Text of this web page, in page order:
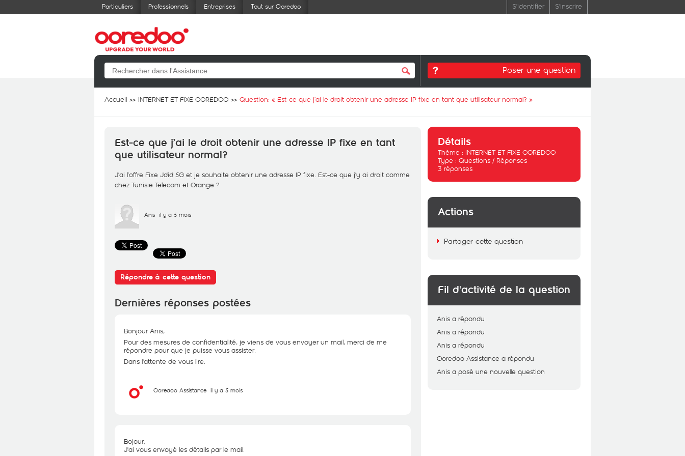
Particuliers Professionnels Entreprises Tout sur Ooredoo S'identifier S'inscrire
Poser une question
Accueil INTERNET ET FIXE OOREDOO Question: « Est-ce que j’ai le droit obtenir une adresse IP fixe en tant que utilisateur normal? »
Est-ce que j’ai le droit obtenir une adresse IP fixe en tant
que utilisateur normal?
J’ai l’offre Fixe Jdid 5G et je souhaite obtenir une adresse IP fixe. Est-ce que j’y ai droit comme
chez Tunisie Telecom et Orange ?
Anis il y a 5 mois
Répondre à cette question
Dernières réponses postées
Bonjour Anis,
Pour des mesures de confidentialité, je viens de vous envoyer un mail, merci de me
répondre pour que je puisse vous assister.
Dans l'attente de vous lire.
Ooredoo Assistance il y a 5 mois
Bojour,
J'ai vous envoyé les détails par le mail.
Détails
Thème : INTERNET ET FIXE OOREDOO
Type : Questions / Réponses
3 réponses
Actions
Partager cette question
Fil d'activité de la question
Anis a répondu
Anis a répondu
Anis a répondu
Ooredoo Assistance a répondu
Anis a posé une nouvelle question